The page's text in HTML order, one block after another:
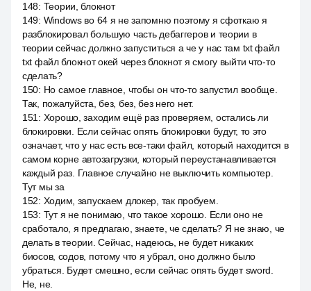
148: Теории, блокнот
149: Windows во 64 я не запомню поэтому я сфоткаю я
разблокировал большую часть дебаггеров и теории в
теории сейчас должно запуститься а че у нас там txt файл
txt файл блокнот окей через блокнот я смогу выйти что-то
сделать?
150: Но самое главное, чтобы он что-то запустил вообще.
Так, пожалуйста, без, без, без него нет.
151 : Хорошо, заходим ещё раз проверяем, остались ли
блокировки. Если сейчас опять блокировки будут, то это
означает, что у нас есть все-таки файл, который находится в
самом корне автозагрузки, который переустанавливается
каждый раз. Главное случайно не выключить компьютер.
Тут мы за
152: Ходим, запускаем длокер, так пробуем.
153: Тут я не понимаю, что такое хорошо. Если оно не
сработало, я предлагаю, знаете, че сделать? Я не знаю, че
делать в теории. Сейчас, надеюсь, не будет никаких
биосов, содов, потому что я убрал, оно должно было
убраться. Будет смешно, если сейчас опять будет sword.
Не, не.